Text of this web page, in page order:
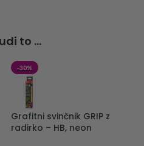
to ...
-30%
Grafitni svinčnik GRIP z
radirko – HB, neon